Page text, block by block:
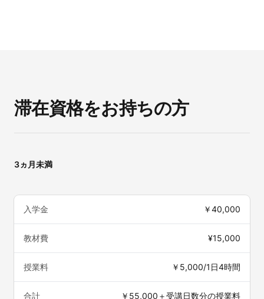
滞在資格をお持ちの方
3ヵ月未満
入学金 ￥40,000
教材費 ¥15,000
授業料 ￥5,000/1日4時間
合計 ￥55,000＋受講日数分の授業料